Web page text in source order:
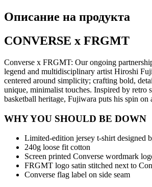
Описание на продукта
CONVERSE x FRGMT
Converse x FRGMT: Our ongoing
legend and multidisciplinary artist Hiroshi
centered around simplicity; crafting bold,
unique, minimalist touches. Inspired by retro
basketball heritage, Fujiwara puts his spin on
WHY YOU SHOULD BE DOWN
Limited-edition jersey t-shirt designed
240g loose fit cotton
Screen printed Converse wordmark
FRGMT logo satin stitched next to
Converse flag label on side seam